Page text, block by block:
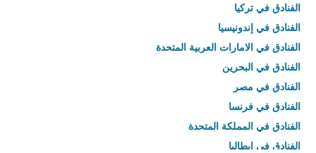
الفنادق في تركيا
الفنادق في إندونيسيا
الفنادق في الامارات العربية المتحدة
الفنادق في البحرين
الفنادق في مصر
الفنادق في فرنسا
الفنادق في المملكة المتحدة
الفنادق في إيطاليا